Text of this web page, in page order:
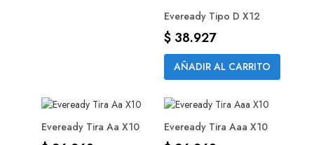
Eveready Tipo D X12
Precio
$ 38.927
AÑADIR AL CARRITO
Eveready Tira Aa X10 Eveready Tira Aaa X10